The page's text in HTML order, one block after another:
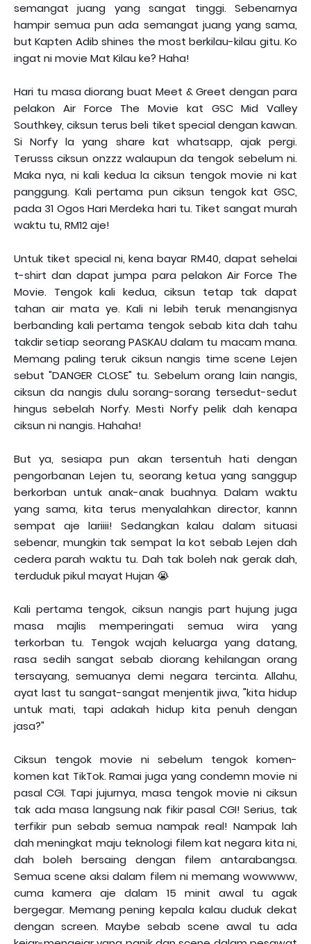
semangat juang yang sangat tinggi. Sebenarnya
hampir semua pun ada semangat juang yang sama,
but Kapten Adib shines the most berkilau-kilau gitu. Ko
ingat ni movie Mat Kilau ke? Haha!
Hari tu masa diorang buat Meet & Greet dengan para
pelakon Air Force The Movie kat GSC Mid Valley
Southkey, ciksun terus beli tiket special dengan kawan.
Si Norfy la yang share kat whatsapp, ajak pergi.
Terusss ciksun onzzz walaupun da tengok sebelum ni.
Maka nya, ni kali kedua la ciksun tengok movie ni kat
panggung. Kali pertama pun ciksun tengok kat GSC,
pada 31 Ogos Hari Merdeka hari tu. Tiket sangat murah
waktu tu, RM12 aje!
Untuk tiket special ni, kena bayar RM40, dapat sehelai
t-shirt dan dapat jumpa para pelakon Air Force The
Movie. Tengok kali kedua, ciksun tetap tak dapat
tahan air mata ye. Kali ni lebih teruk menangisnya
berbanding kali pertama tengok sebab kita dah tahu
takdir setiap seorang PASKAU dalam tu macam mana.
Memang paling teruk ciksun nangis time scene Lejen
sebut "DANGER CLOSE" tu. Sebelum orang lain nangis,
ciksun da nangis dulu sorang-sorang tersedut-sedut
hingus sebelah Norfy. Mesti Norfy pelik dah kenapa
ciksun ni nangis. Hahaha!
But ya, sesiapa pun akan tersentuh hati dengan
pengorbanan Lejen tu, seorang ketua yang sanggup
berkorban untuk anak-anak buahnya. Dalam waktu
yang sama, kita terus menyalahkan director, kannn
sempat aje lariiii! Sedangkan kalau dalam situasi
sebenar, mungkin tak sempat la kot sebab Lejen dah
cedera parah waktu tu. Dah tak boleh nak gerak dah,
terduduk pikul mayat Hujan 😭
Kali pertama tengok, ciksun nangis part hujung juga
masa majlis memperingati semua wira yang
terkorban tu. Tengok wajah keluarga yang datang,
rasa sedih sangat sebab diorang kehilangan orang
tersayang, semuanya demi negara tercinta. Allahu,
ayat last tu sangat-sangat menjentik jiwa, "kita hidup
untuk mati, tapi adakah hidup kita penuh dengan
jasa?"
Ciksun tengok movie ni sebelum tengok komen-
komen kat TikTok. Ramai juga yang condemn movie ni
pasal CGI. Tapi jujurnya, masa tengok movie ni ciksun
tak ada masa langsung nak fikir pasal CGI! Serius, tak
terfikir pun sebab semua nampak real! Nampak lah
dah meningkat maju teknologi filem kat negara kita ni,
dah boleh bersaing dengan filem antarabangsa.
Semua scene aksi dalam filem ni memang wowwww,
cuma kamera aje dalam 15 minit awal tu agak
bergegar. Memang pening kepala kalau duduk dekat
dengan screen. Maybe sebab scene awal tu ada